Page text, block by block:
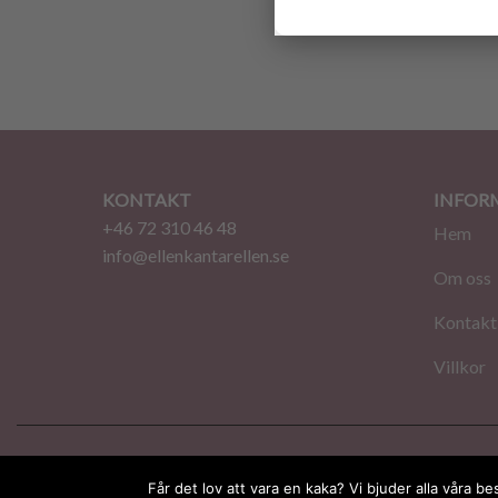
KONTAKT
+46 72 310 46 48
info@ellenkantarellen.se
Hem
Om oss
Kontakt
Villkor
© 2026 EllenKantarellen. Alla rättigheter
Får det lov att vara en kaka? Vi bjuder alla våra